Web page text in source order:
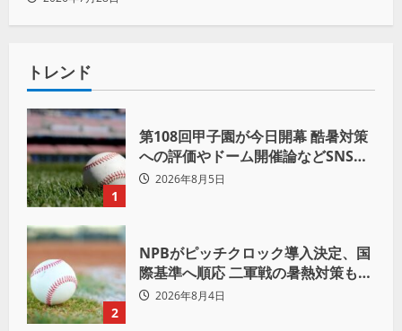
トレンド
1
第108回甲子園が今日開幕 酷暑対策
への評価やドーム開催論などSNSで
議論も
2026年8月5日
2
NPBがピッチクロック導入決定、国
際基準へ順応 二軍戦の暑熱対策も柔
軟運用へ
2026年8月4日